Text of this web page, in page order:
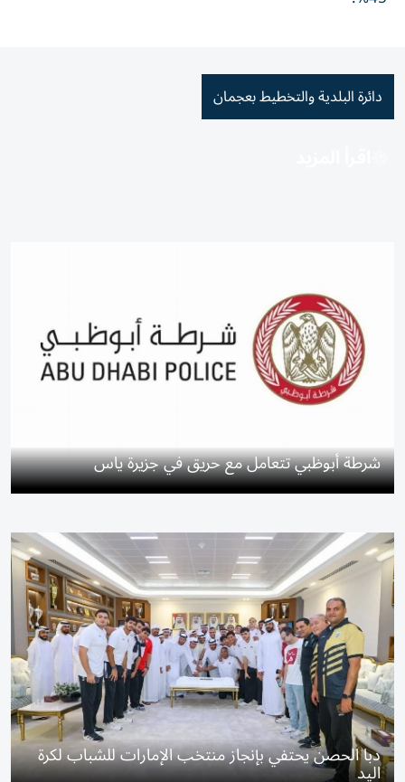
دائرة البلدية والتخطيط بعجمان
شرطة أبوظبي تتعامل مع حريق في جزيرة ياس
دبا الحصن يحتفي بإنجاز منتخب الإمارات للشباب لكرة
اليد